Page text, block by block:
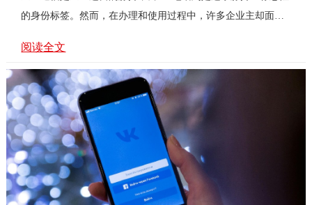
的身份标签。然而，在办理和使用过程中，许多企业主却面临
密《400号码办理流程》，直面常见痛点，提供一份清晰实用的
**攻略。问题一：办理流程复杂吗？我需要准备什么？办理流
程远非想象中复杂，关键在于选择正规、透明的服务商。核心
环节包括：1. 选择号码与套餐：根据企业规模和业务需求，挑
选易于记忆的400号码及匹配的资费套餐。2. 提交企业资质：通
常需要营业执照、法人身份证等基础证件的清晰复印件或扫描
件，个人···
阅读全文